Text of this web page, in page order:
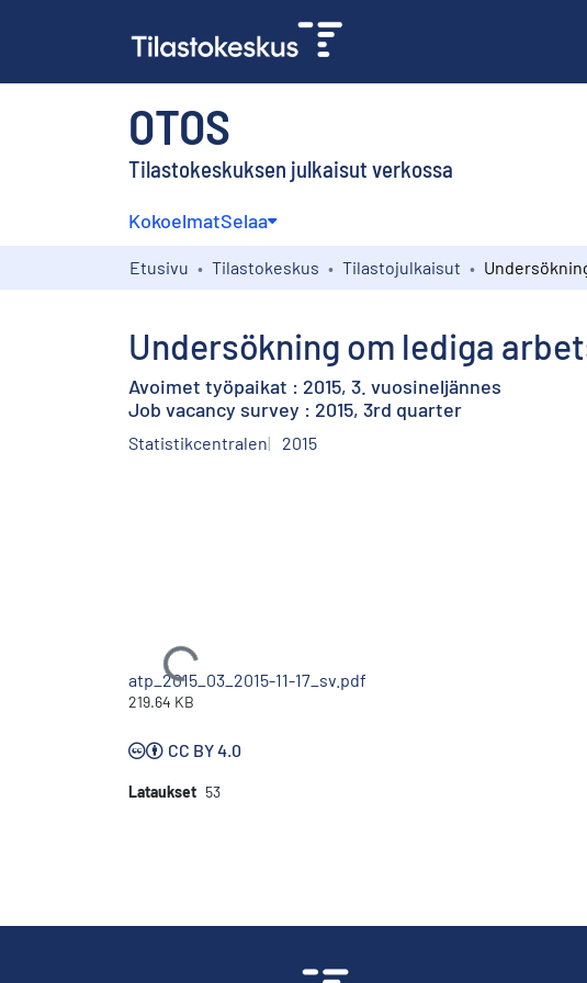
OTOS
Tilastokeskuksen julkaisut verkossa
KokoelmatSelaa
Etusivu Tilastokeskus Tilastojulkaisut
Undersökning om lediga
Avoimet työpaikat : 2015, 3. vuosineljännes
Job vacancy survey : 2015, 3rd quarter
Statistikcentralen 2015
Ladataan...
atp_2015_03_2015-11-17_sv.pdf
219.64 KB
CC BY 4.0
Lataukset 53